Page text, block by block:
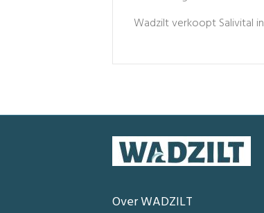
Wadzilt verkoopt Salivital
Over WADZILT